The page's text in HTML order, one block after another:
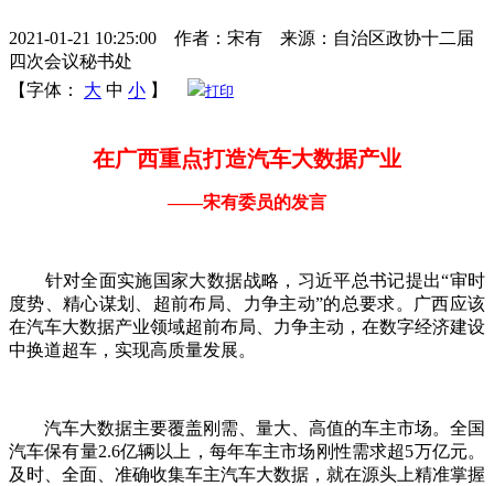
2021-01-21 10:25:00 作者：宋有 来源：自治区政协十二届
四次会议秘书处
【字体：
大 中 小 】 打印
在广西重点打造汽车大数据产业
——宋有委员的发言
针对全面实施国家大数据战略，习近平总书记提出“审时
度势、精心谋划、超前布局、力争主动”的总要求。广西应该
在汽车大数据产业领域超前布局、力争主动，在数字经济建设
中换道超车，实现高质量发展。
汽车大数据主要覆盖刚需、量大、高值的车主市场。全国
汽车保有量2.6亿辆以上，每年车主市场刚性需求超5万亿元。
及时、全面、准确收集车主汽车大数据，就在源头上精准掌握